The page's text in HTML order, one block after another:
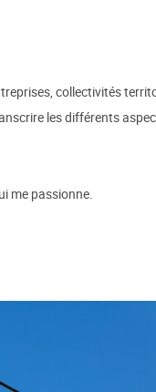
collectivités
les différents
me passionne.